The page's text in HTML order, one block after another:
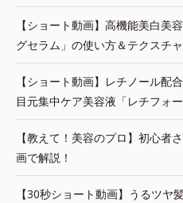
【ショート動画】高機能美白美
グセラム」の使い方＆テクスチ
【ショート動画】レチノール配
目元集中ケア美容液「レチフォ
【教えて！美容のプロ】初心者
画で解説！
【30秒ショート動画】うるツ